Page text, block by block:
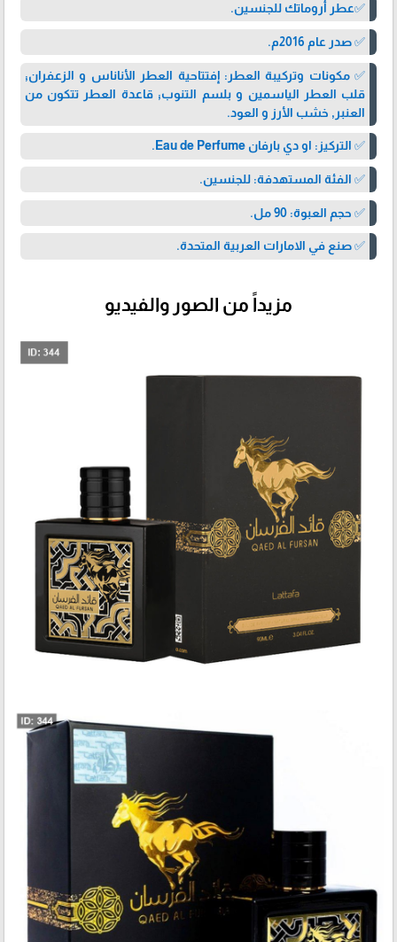
✅عطر أروماتك للجنسين.
✅ صدر عام 2016م.
✅ مكونات وتركيبة العطر: إفتتاحية العطر الأناناس و الزعفران;
قلب العطر الياسمين و بلسم التنوب; قاعدة العطر تتكون من
العنبر, خشب الأرز و العود.
✅ التركيز: او دي بارفان Eau de Perfume.
✅ الفئة المستهدفة: للجنسين.
✅ حجم العبوة: 90 مل.
✅ صنع في الامارات العربية المتحدة.
مزيداً من الصور والفيديو